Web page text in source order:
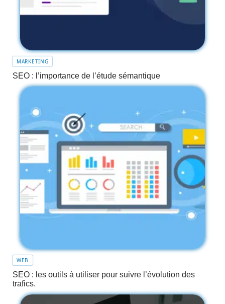
MARKETING
SEO : l’importance de l’étude sémantique
WEB
SEO : les outils à utiliser pour suivre l’évolution des
trafics.